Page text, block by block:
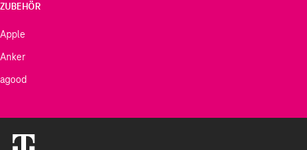
ZUBEHÖR
Apple
Anker
agood